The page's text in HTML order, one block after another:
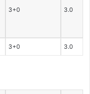
3+0 3.0
3+0 3.0